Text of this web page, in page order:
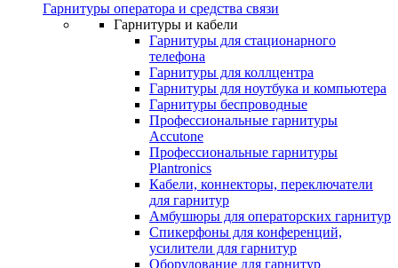
Гарнитуры оператора и средства связи
Гарнитуры и кабели
Гарнитуры для стационарного
телефона
Гарнитуры для коллцентра
Гарнитуры для ноутбука и компьютера
Гарнитуры беспроводные
Профессиональные гарнитуры
Accutone
Профессиональные гарнитуры
Plantronics
Кабели, коннекторы, переключатели
для гарнитур
Амбушюры для операторских гарнитур
Cпикерфоны для конференций,
усилители для гарнитур
Оборудование для гарнитур